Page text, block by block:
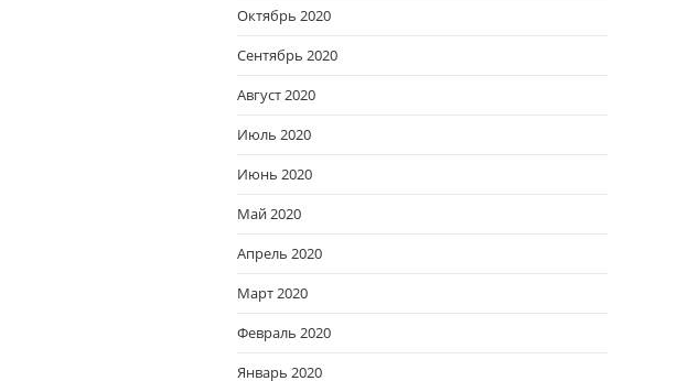
Октябрь 2020
Сентябрь 2020
Август 2020
Июль 2020
Июнь 2020
Май 2020
Апрель 2020
Март 2020
Февраль 2020
Январь 2020